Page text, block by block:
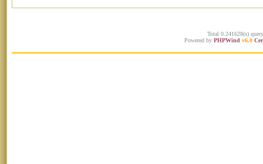
Total 0.241628(s)
Powered by PHPWind v6.0